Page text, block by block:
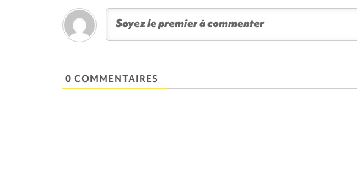
0 COMMENTAIRES